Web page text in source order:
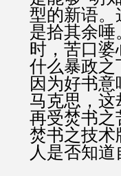
型的新语。
是拾其余
时，苦口
什么暴政之
因为好书
马克思，
再受焚书之
焚书之技术
人是否知